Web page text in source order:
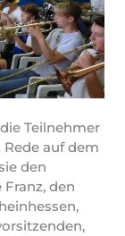
Teilnehmer
auf dem
den
den